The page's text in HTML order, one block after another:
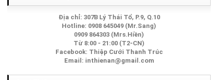
Thiệp Cưới TA046
Thiệp Cưới TA085
Địa chỉ: 307B Lý Thái Tổ, P.9, Q.10
Hotline: 0908 645049 (Mr.Sang)
0909 864303 (Mrs.Hiền)
Từ 8:00 - 21:00 (T2-CN)
Facebook: Thiệp Cưới Thanh Trúc
Email: inthienan@gmail.com